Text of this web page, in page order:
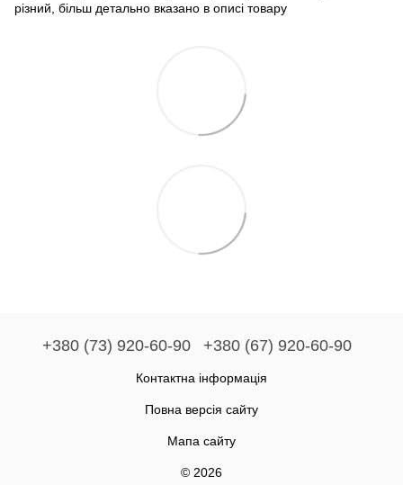
різний, більш детально вказано в описі товару
+380 (73) 920-60-90 +380 (67) 920-60-90
Контактна інформація
Повна версія сайту
Мапа сайту
© 2026